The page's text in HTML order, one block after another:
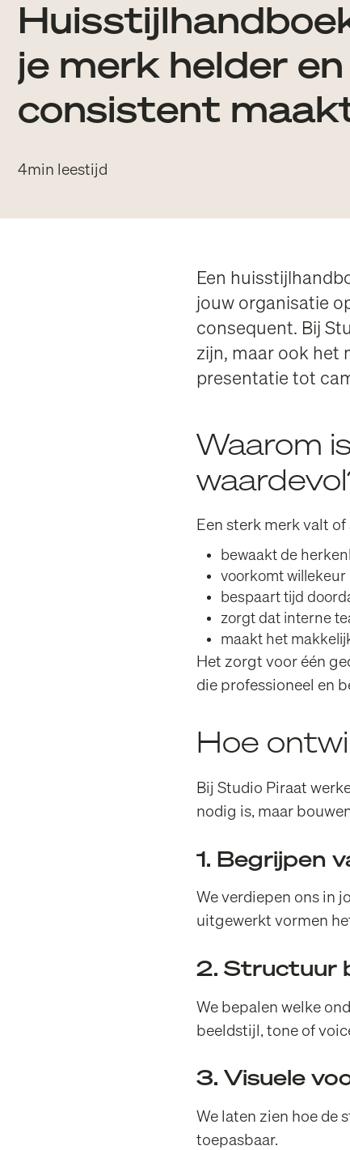
je merk helder en
consistent
4min leestijd
Een
jouw organisatie
consequent. Bij
zijn, maar ook het
presentatie tot
Waarom
Een sterk merk valt
bewaakt de
voorkomt
bespaart tijd
zorgt dat interne
maakt het
Het zorgt voor één
die professioneel en
Hoe
Bij Studio Piraat
nodig is, maar
1. Begrijpen
We verdiepen ons in
uitgewerkt vormen
2. Structuur
We bepalen welke
beeldstijl, tone of
3. Visuele
We laten zien hoe de
toepasbaar.